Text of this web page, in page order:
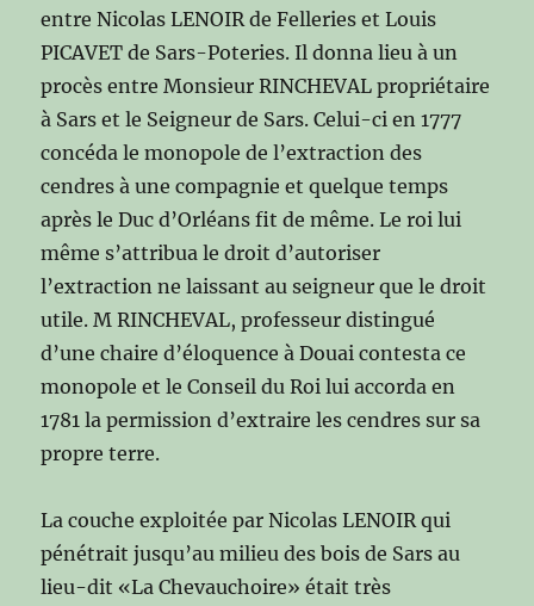
entre Nicolas LENOIR de Felleries et Louis
PICAVET de Sars-Poteries. Il donna lieu à un
procès entre Monsieur RINCHEVAL propriétaire
à Sars et le Seigneur de Sars. Celui-ci en 1777
concéda le monopole de l’extraction des
cendres à une compagnie et quelque temps
après le Duc d’Orléans fit de même. Le roi lui
même s’attribua le droit d’autoriser
l’extraction ne laissant au seigneur que le droit
utile. M RINCHEVAL, professeur distingué
d’une chaire d’éloquence à Douai contesta ce
monopole et le Conseil du Roi lui accorda en
1781 la permission d’extraire les cendres sur sa
propre terre.
La couche exploitée par Nicolas LENOIR qui
pénétrait jusqu’au milieu des bois de Sars au
lieu-dit «La Chevauchoire» était très